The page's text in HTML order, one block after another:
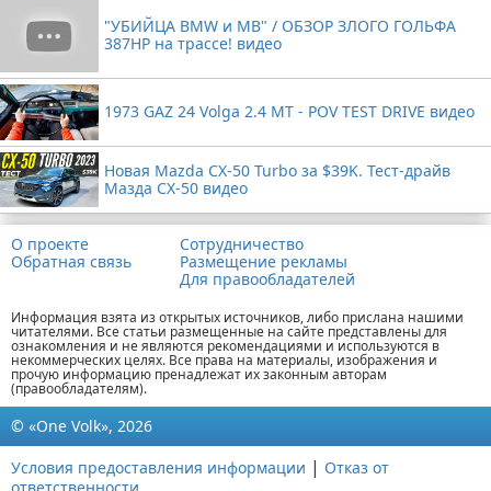
"УБИЙЦА BMW и MB" / ОБЗОР ЗЛОГО ГОЛЬФА
387HP на трассе! видео
1973 GAZ 24 Volga 2.4 MT - POV TEST DRIVE видео
Новая Mazda CX-50 Turbo за $39K. Тест-драйв
Мазда CX-50 видео
О проекте
Обратная связь
Сотрудничество
Размещение рекламы
Для правообладателей
Информация взята из открытых источников, либо прислана нашими
читателями. Все статьи размещенные на сайте представлены для
ознакомления и не являются рекомендациями и используются в
некоммерческих целях. Все права на материалы, изображения и
прочую информацию пренадлежат их законным авторам
(правообладателям).
© «One Volk», 2026
Условия предоставления информации | Отказ от